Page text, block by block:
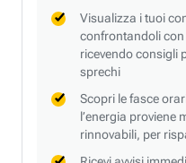
Visualizza i tuoi
confrontandoli con
ricevendo consigli
sprechi
Scopri le fasce
l’energia proviene
rinnovabili, per